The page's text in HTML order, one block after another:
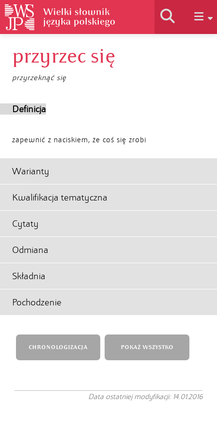
Historia słownika
przyrzec się
przyrzeknąć się
Definicja
zapewnić z naciskiem, że coś się zrobi
Warianty
Kwalifikacja tematyczna
Cytaty
Odmiana
Składnia
Pochodzenie
CHRONOLOGIZACJA POKAŻ WSZYSTKO
Data ostatniej modyfikacji: 14.01.2016